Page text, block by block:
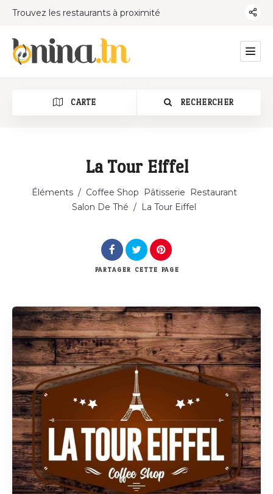
Trouvez les restaurants à proximité
CARTE RECHERCHER
Catégorie
Rechercher
La Tour Eiffel
Éléments / Coffee Shop Pâtisserie
Restaurant
Salon De Thé / La Tour Eiffel
PARTAGER CETTE PAGE